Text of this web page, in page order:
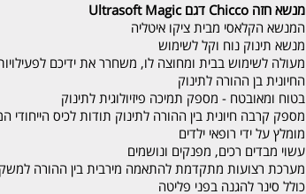
מנשא חזה Chicco דגם Ultrasoft Magic
המנשא הקלאסי מבית ציקו איטליה
מנשא תינוק נוח וקל לשימוש
מעולה לשימוש בבית ומחוצה לו, משחרר את ידיכם
החיונית בן ההורה לתינוק
בטוח ומאובטח - מספק תמיכה פיזיולוגית לתינוק
מספק קרבה חיונית בין ההורה לתינוק תודות לכיס הייחודי
מומלץ על ידי רופאי ילדים
עשוי מבדים רכים, מפנקים ונושמים
מערכת רצועות מתקדמת להתאמה מירבית בין ההורה
כולל סינר להגנה בפני פליטה